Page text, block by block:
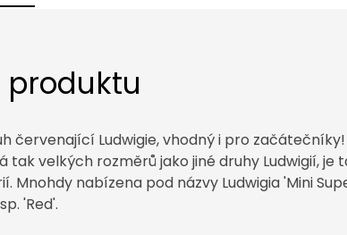
produktu
červenající Ludwigie, vhodný i pro
tak velkých rozměrů jako jiné druhy Ludwigií, je
Mnohdy nabízena pod názvy Ludwigia 'Mini
'Red'.